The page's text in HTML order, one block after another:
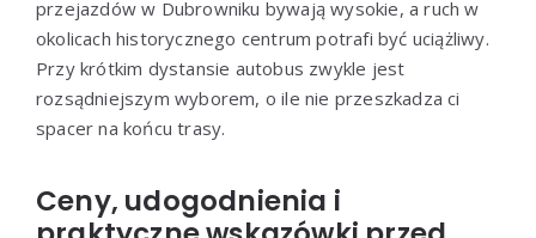
przejazdów w Dubrowniku bywają wysokie, a ruch w
okolicach historycznego centrum potrafi być uciążliwy.
Przy krótkim dystansie autobus zwykle jest
rozsądniejszym wyborem, o ile nie przeszkadza ci
spacer na końcu trasy.
Ceny, udogodnienia i